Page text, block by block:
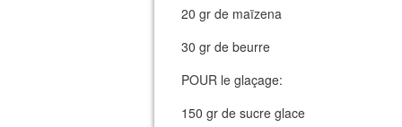
20 gr de maïzena
30 gr de beurre
POUR le glaçage:
150 gr de sucre glace